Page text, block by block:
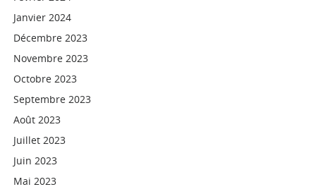
Janvier 2024
Décembre 2023
Novembre 2023
Octobre 2023
Septembre 2023
Août 2023
Juillet 2023
Juin 2023
Mai 2023